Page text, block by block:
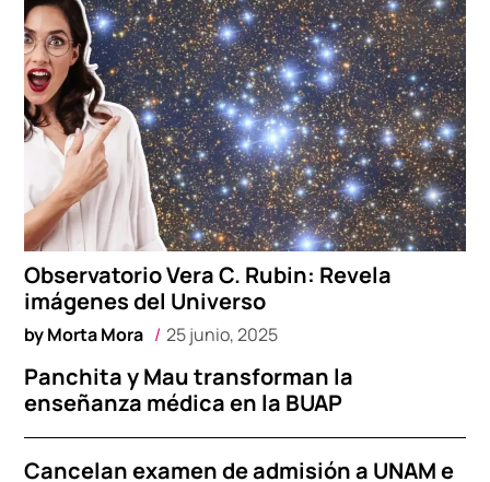
Observatorio Vera C. Rubin: Revela
imágenes del Universo
byMorta Mora 25 junio, 2025
Panchita y Mau transforman la
enseñanza médica en la BUAP
Cancelan examen de admisión a UNAM e